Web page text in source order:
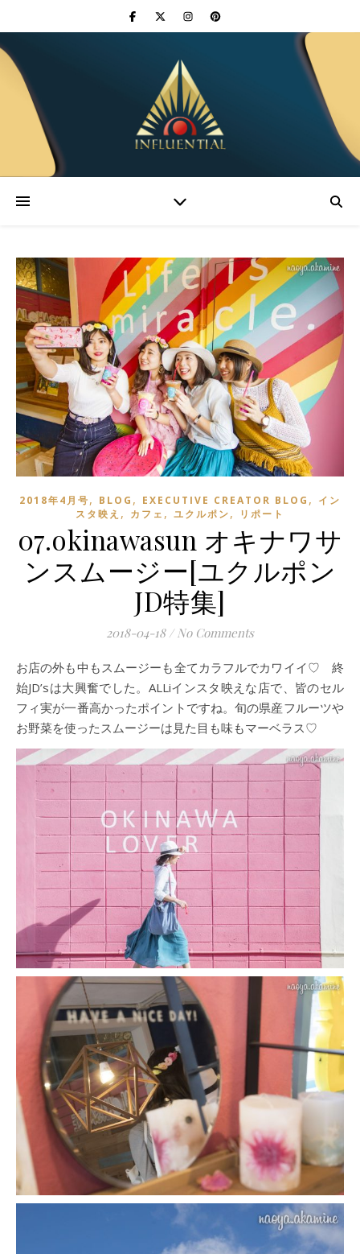
2018年4月号, BLOG , EXECUTIVE CREATOR BLOG , イン
スタ映え , カフェ , ユクルポン, リポート
07.okinawasun オキナワサ
ンスムージー[ユクルポン
JD特集]
2018-04-18 / No Comments
お店の外も中もスムージーも全てカラフルでカワイイ♡ 終
始JD’sは大興奮でした。 ALLiインスタ映えな店で、皆のセル
フィ実が一番高かったポイントですね。旬の県産フルーツや
お野菜を使ったスムージーは見た目も味もマーベラス♡